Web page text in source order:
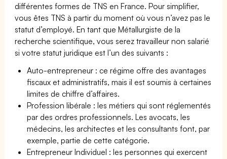
différentes formes de TNS en France. Pour simplifier,
vous êtes TNS à partir du moment où vous n’avez pas le
statut d’employé. En tant que Métallurgiste de la
recherche scientifique, vous serez travailleur non salarié
si votre statut juridique est l’un des suivants :
Auto-entrepreneur : ce régime offre des avantages
fiscaux et administratifs, mais il est soumis à certaines
limites de chiffre d’affaires.
Profession libérale : les métiers qui sont réglementés
par des ordres professionnels. Les avocats, les
médecins, les architectes et les consultants font, par
exemple, partie de cette catégorie.
Entrepreneur Individuel : les personnes qui exercent